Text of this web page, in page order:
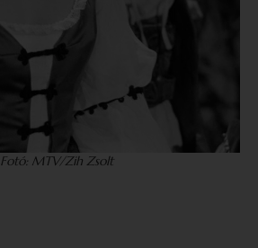
Fotó: MTV/Zih Zsolt